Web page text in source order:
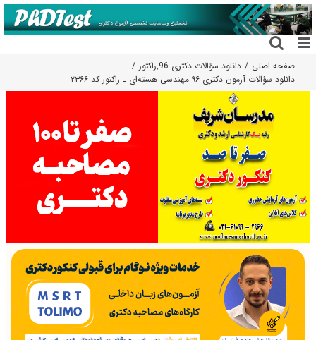
رفتن
به
محتوا
صفحه اصلی دانلود سؤالات دکتری 96 ,راکتور
دانلود سؤالات آزمون دکتری ۹۶ مهندسی هسته‌ای ـ راکتور کد ۲۳۶۶